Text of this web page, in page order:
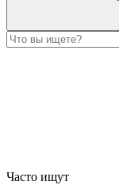
Часто ищут